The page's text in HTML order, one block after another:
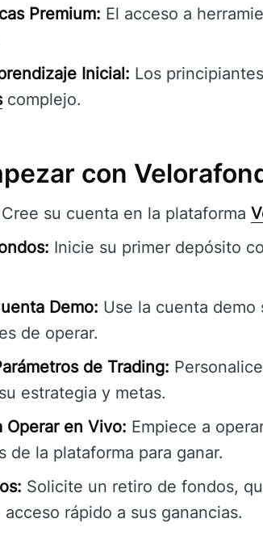
Premium: El acceso a
Inicial: Los
complejo.
con
Cree su cuenta en la plataforma
Inicie su primer depósito
Demo: Use la cuenta demo
de operar.
de Trading:
estrategia y metas.
Operar en Vivo: Empiece a
de la plataforma para ganar.
Solicite un retiro de fondos,
acceso rápido a sus ganancias.